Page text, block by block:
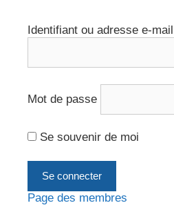
Identifiant ou adresse e-mail
Mot de passe
Se souvenir de moi
Page des membres